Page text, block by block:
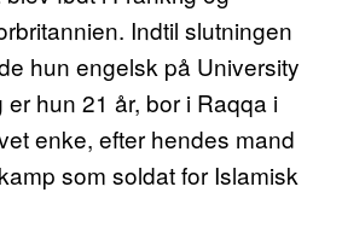
Indtil slutningen
hun engelsk på University
hun 21 år, bor i Raqqa i
enke, efter hendes mand
som soldat for Islamisk